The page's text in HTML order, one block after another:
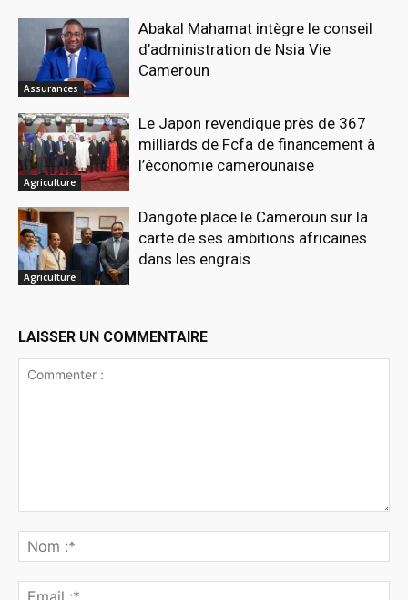
Assurances
Abakal Mahamat intègre le conseil
d’administration de Nsia Vie
Cameroun
Agriculture
Le Japon revendique près de 367
milliards de Fcfa de financement à
l’économie camerounaise
Agriculture
Dangote place le Cameroun sur la
carte de ses ambitions africaines
dans les engrais
LAISSER UN COMMENTAIRE
:*